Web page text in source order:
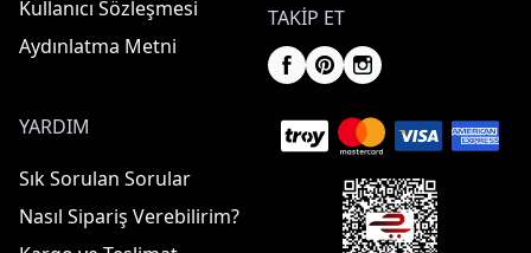
Kullanıcı Sözleşmesi
Aydınlatma Metni
TAKIP ET
YARDIM
Sık Sorulan Sorular
Nasıl Sipariş Verebilirim?